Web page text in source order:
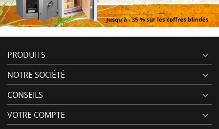
PRODUITS 
NOTRE SOCIÉTÉ 
CONSEILS 
VOTRE COMPTE 